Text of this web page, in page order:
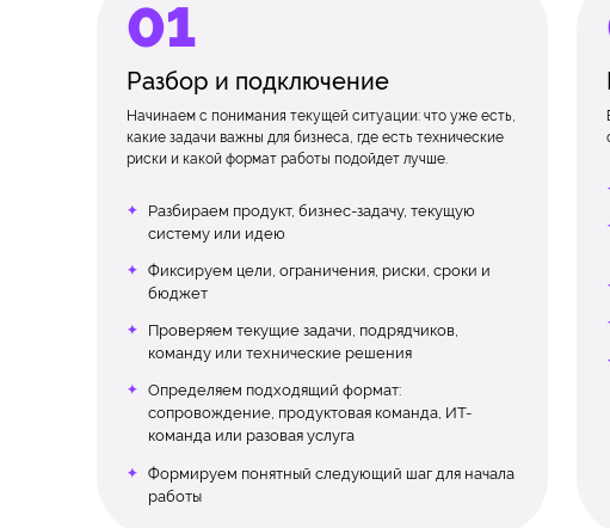
Разбор и подключение
Начинаем с понимания текущей ситуации: что уже есть,
какие задачи важны для бизнеса, где есть технические
риски и какой формат работы подойдет лучше.
Разбираем продукт, бизнес-задачу, текущую
систему или идею
Фиксируем цели, ограничения, риски, сроки и
бюджет
Проверяем текущие задачи, подрядчиков,
команду или технические решения
Определяем подходящий формат:
сопровождение, продуктовая команда, ИТ-
команда или разовая услуга
Формируем понятный следующий шаг для начала
работы